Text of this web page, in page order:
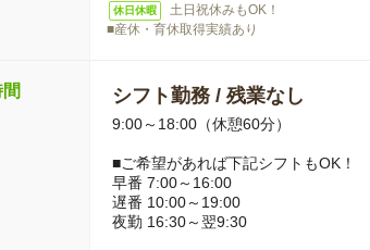
休日休暇
土日祝休みもOK！
■産休・育休取得実績あり
シフト勤務 / 残業なし
9:00～18:00（休憩60分）
■ご希望があれば下記シフトもOK！
早番 7:00～16:00
遅番 10:00～19:00
夜勤 16:30～翌9:30